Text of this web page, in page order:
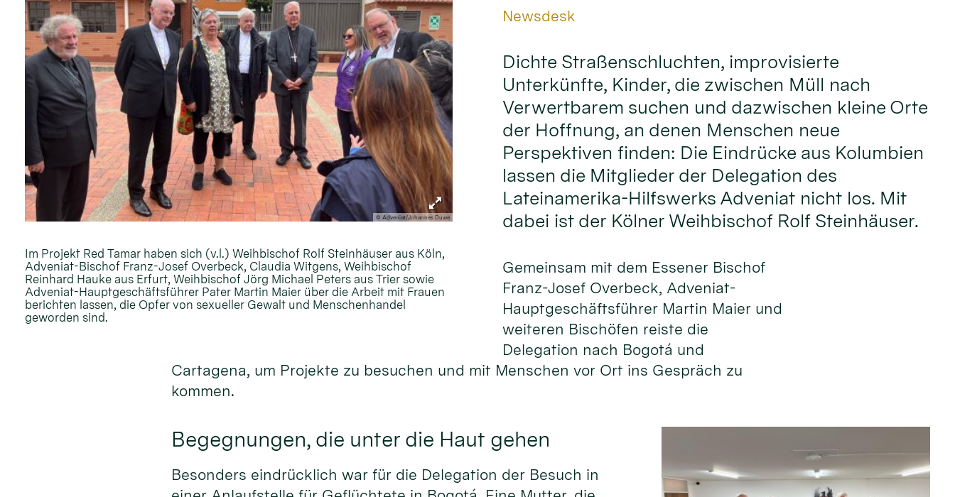
© Adveniat/Johannes Duwe
Im Projekt Red Tamar haben sich (v.l.) Weihbischof Rolf Steinhäuser aus Köln,
Adveniat-Bischof Franz-Josef Overbeck, Claudia Witgens, Weihbischof
Reinhard Hauke aus Erfurt, Weihbischof Jörg Michael Peters aus Trier sowie
Adveniat-Hauptgeschäftsführer Pater Martin Maier über die Arbeit mit Frauen
berichten lassen, die Opfer von sexueller Gewalt und Menschenhandel
geworden sind.
Von:
Newsdesk
Dichte Straßenschluchten, improvisierte
Unterkünfte, Kinder, die zwischen Müll nach
Verwertbarem suchen und dazwischen kleine Orte
der Hoffnung, an denen Menschen neue
Perspektiven finden: Die Eindrücke aus Kolumbien
lassen die Mitglieder der Delegation des
Lateinamerika-Hilfswerks Adveniat nicht los. Mit
dabei ist der Kölner Weihbischof Rolf Steinhäuser.
Gemeinsam mit dem Essener Bischof
Franz-Josef Overbeck, Adveniat-
Hauptgeschäftsführer Martin Maier und
weiteren Bischöfen reiste die
Delegation nach Bogotá und
Cartagena, um Projekte zu besuchen und mit Menschen vor Ort ins Gespräch zu
kommen.
Begegnungen, die unter die Haut gehen
Besonders eindrücklich war für die Delegation der Besuch in